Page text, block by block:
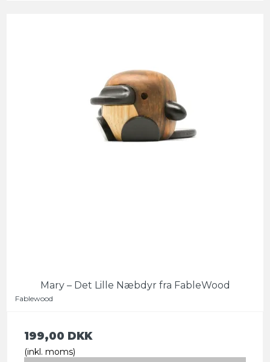
Mary – Det Lille Næbdyr fra FableWood
Fablewood
199,00 DKK
(inkl. moms)